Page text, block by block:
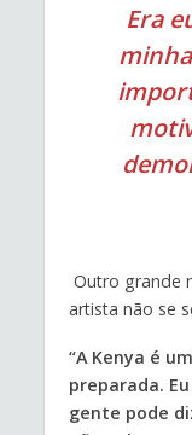
Era
Outro grande
artista não se
“A Kenya é
preparada.
gente pode